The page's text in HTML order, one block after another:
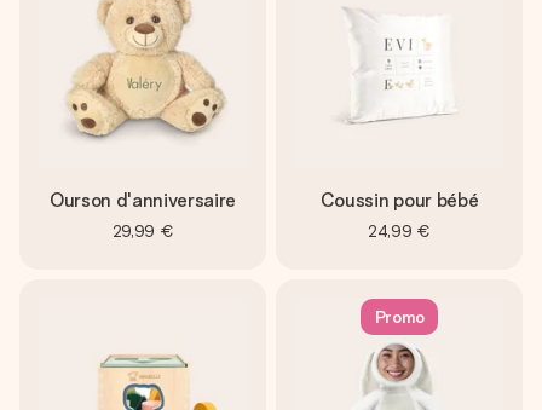
Ourson d'anniversaire
29,99 €
Coussin pour bébé
24,99 €
Promo